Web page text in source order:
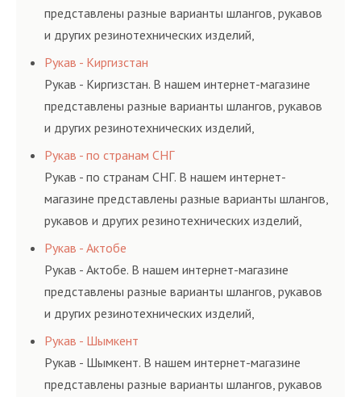
представлены разные варианты шлангов, рукавов
и других резинотехнических изделий,
соответствующих ГОСТам, техническим условиям
и нормативам.
Рукав - Киргизстан
Рукав - Киргизстан. В нашем интернет-магазине
представлены разные варианты шлангов, рукавов
и других резинотехнических изделий,
соответствующих ГОСТам, техническим условиям
и нормативам.
Рукав - по странам СНГ
Рукав - по странам СНГ. В нашем интернет-
магазине представлены разные варианты шлангов,
рукавов и других резинотехнических изделий,
соответствующих ГОСТам, техническим условиям
и нормативам.
Рукав - Актобе
Рукав - Актобе. В нашем интернет-магазине
представлены разные варианты шлангов, рукавов
и других резинотехнических изделий,
соответствующих ГОСТам, техническим условиям
и нормативам.
Рукав - Шымкент
Рукав - Шымкент. В нашем интернет-магазине
представлены разные варианты шлангов, рукавов